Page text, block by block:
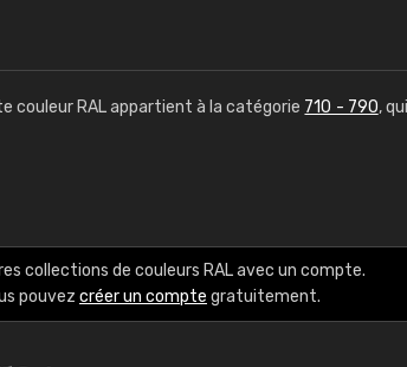
couleur RAL appartient à la catégorie 710 - 790,
collections de couleurs RAL avec un compte.
pouvez créer un compte gratuitement.
RAL K7 à base